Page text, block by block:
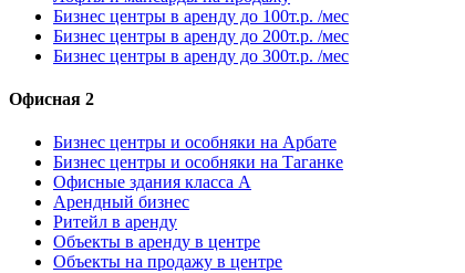
Бизнес центры в аренду до 100т.р. /мес
Бизнес центры в аренду до 200т.р. /мес
Бизнес центры в аренду до 300т.р. /мес
Офисная 2
Бизнес центры и особняки на Арбате
Бизнес центры и особняки на Таганке
Офисные здания класса А
Арендный бизнес
Ритейл в аренду
Объекты в аренду в центре
Объекты на продажу в центре